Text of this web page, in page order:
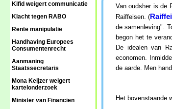
Van oudsher is de
Raiffeisen. (
de samenleving".
begon het te
De idealen van
economen.
de aarde. Men
Het bovenstaande
Kifid weigert communicatie
Klacht tegen RABO
Rente manipulatie
Handhaving Europees
Consumentenrecht
Aanmaning
Staatssecretaris
Mona Keijzer weigert
kartelonderzoek
Minister van Financien